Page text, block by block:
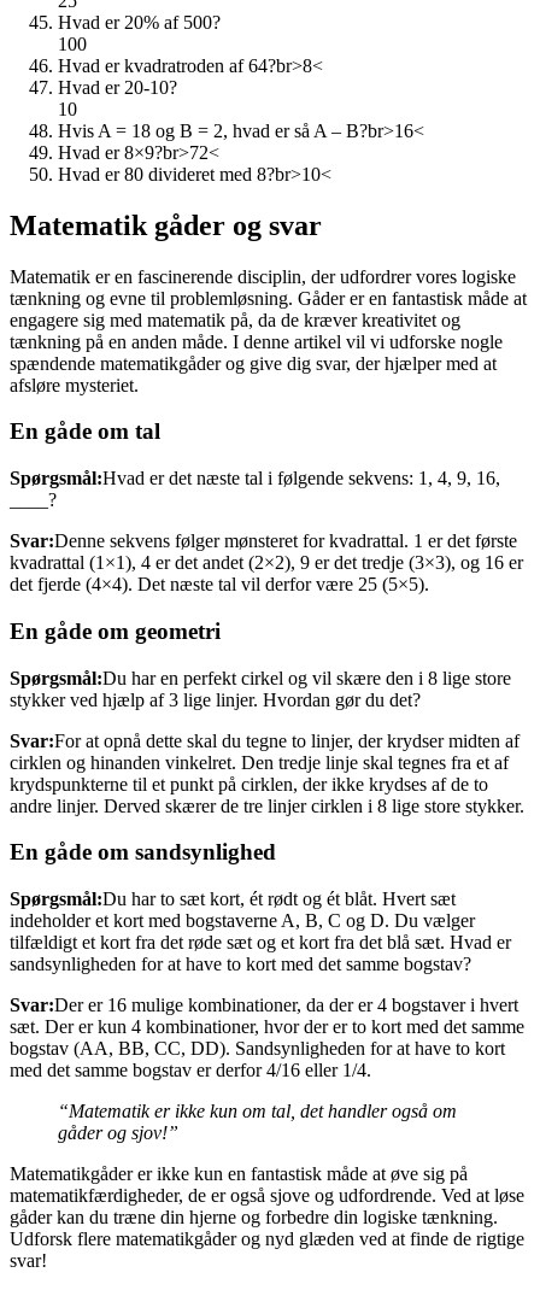
Hvad er 20% af 500?
100
Hvad er kvadratroden af 64?br>8<
Hvad er 20-10?
10
Hvis A = 18 og B = 2, hvad er så A – B?br>16<
Hvad er 8×9?br>72<
Hvad er 80 divideret med 8?br>10<
Matematik gåder og svar
Matematik er en fascinerende disciplin, der udfordrer vores logiske
tænkning og evne til problemløsning. Gåder er en fantastisk måde at
engagere sig med matematik på, da de kræver kreativitet og
tænkning på en anden måde. I denne artikel vil vi udforske nogle
spændende matematikgåder og give dig svar, der hjælper med at
afsløre mysteriet.
En gåde om tal
Spørgsmål:Hvad er det næste tal i følgende sekvens: 1, 4, 9, 16,
____?
Svar:Denne sekvens følger mønsteret for kvadrattal. 1 er det første
kvadrattal (1×1), 4 er det andet (2×2), 9 er det tredje (3×3), og 16 er
det fjerde (4×4). Det næste tal vil derfor være 25 (5×5).
En gåde om geometri
Spørgsmål:Du har en perfekt cirkel og vil skære den i 8 lige store
stykker ved hjælp af 3 lige linjer. Hvordan gør du det?
Svar:For at opnå dette skal du tegne to linjer, der krydser midten af
cirklen og hinanden vinkelret. Den tredje linje skal tegnes fra et af
krydspunkterne til et punkt på cirklen, der ikke krydses af de to
andre linjer. Derved skærer de tre linjer cirklen i 8 lige store stykker.
En gåde om sandsynlighed
Spørgsmål:Du har to sæt kort, ét rødt og ét blåt. Hvert sæt
indeholder et kort med bogstaverne A, B, C og D. Du vælger
tilfældigt et kort fra det røde sæt og et kort fra det blå sæt. Hvad er
sandsynligheden for at have to kort med det samme bogstav?
Svar:Der er 16 mulige kombinationer, da der er 4 bogstaver i hvert
sæt. Der er kun 4 kombinationer, hvor der er to kort med det samme
bogstav (AA, BB, CC, DD). Sandsynligheden for at have to kort
med det samme bogstav er derfor 4/16 eller 1/4.
“Matematik er ikke kun om tal, det handler også om
gåder og sjov!”
Matematikgåder er ikke kun en fantastisk måde at øve sig på
matematikfærdigheder, de er også sjove og udfordrende. Ved at løse
gåder kan du træne din hjerne og forbedre din logiske tænkning.
Udforsk flere matematikgåder og nyd glæden ved at finde de rigtige
svar!